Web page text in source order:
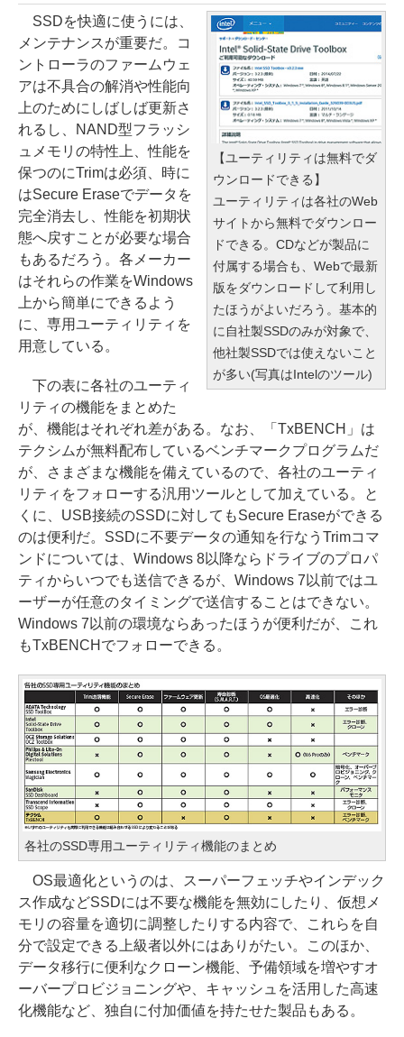
【ユーティリティは無料でダ
ウンロードできる】
ユーティリティは各社のWeb
サイトから無料でダウンロー
ドできる。CDなどが製品に
付属する場合も、Webで最新
版をダウンロードして利用し
たほうがよいだろう。基本的
に自社製SSDのみが対象で、
他社製SSDでは使えないこと
が多い(写真はIntelのツール)
SSDを快適に使うには、
メンテナンスが重要だ。コ
ントローラのファームウェ
アは不具合の解消や性能向
上のためにしばしば更新さ
れるし、NAND型フラッシ
ュメモリの特性上、性能を
保つのにTrimは必須、時に
はSecure Eraseでデータを
完全消去し、性能を初期状
態へ戻すことが必要な場合
もあるだろう。各メーカー
はそれらの作業をWindows
上から簡単にできるよう
に、専用ユーティリティを
用意している。
下の表に各社のユーティ
リティの機能をまとめた
が、機能はそれぞれ差がある。なお、「TxBENCH」は
テクシムが無料配布しているベンチマークプログラムだ
が、さまざまな機能を備えているので、各社のユーティ
リティをフォローする汎用ツールとして加えている。と
くに、USB接続のSSDに対してもSecure Eraseができる
のは便利だ。SSDに不要データの通知を行なうTrimコマ
ンドについては、Windows 8以降ならドライブのプロパ
ティからいつでも送信できるが、Windows 7以前ではユ
ーザーが任意のタイミングで送信することはできない。
Windows 7以前の環境ならあったほうが便利だが、これ
もTxBENCHでフォローできる。
各社のSSD専用ユーティリティ機能のまとめ
OS最適化というのは、スーパーフェッチやインデック
ス作成などSSDには不要な機能を無効にしたり、仮想メ
モリの容量を適切に調整したりする内容で、これらを自
分で設定できる上級者以外にはありがたい。このほか、
データ移行に便利なクローン機能、予備領域を増やすオ
ーバープロビジョニングや、キャッシュを活用した高速
化機能など、独自に付加価値を持たせた製品もある。